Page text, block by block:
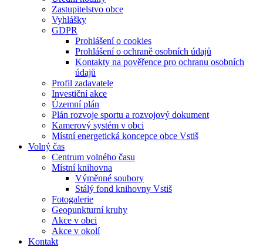
Zastupitelstvo obce
Vyhlášky
GDPR
Prohlášení o cookies
Prohlášení o ochraně osobních údajů
Kontakty na pověřence pro ochranu osobních
údajů
Profil zadavatele
Investiční akce
Územní plán
Plán rozvoje sportu a rozvojový dokument
Kamerový systém v obci
Místní energetická koncepce obce Vstiš
Volný čas
Centrum volného času
Místní knihovna
Výměnné soubory
Stálý fond knihovny Vstiš
Fotogalerie
Geopunkturní kruhy
Akce v obci
Akce v okolí
Kontakt